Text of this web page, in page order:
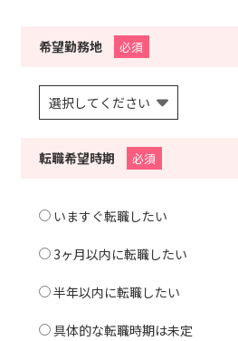
希望勤務地 必須
転職希望時期 必須
いますぐ転職したい
3ヶ月以内に転職したい
半年以内に転職したい
具体的な転職時期は未定